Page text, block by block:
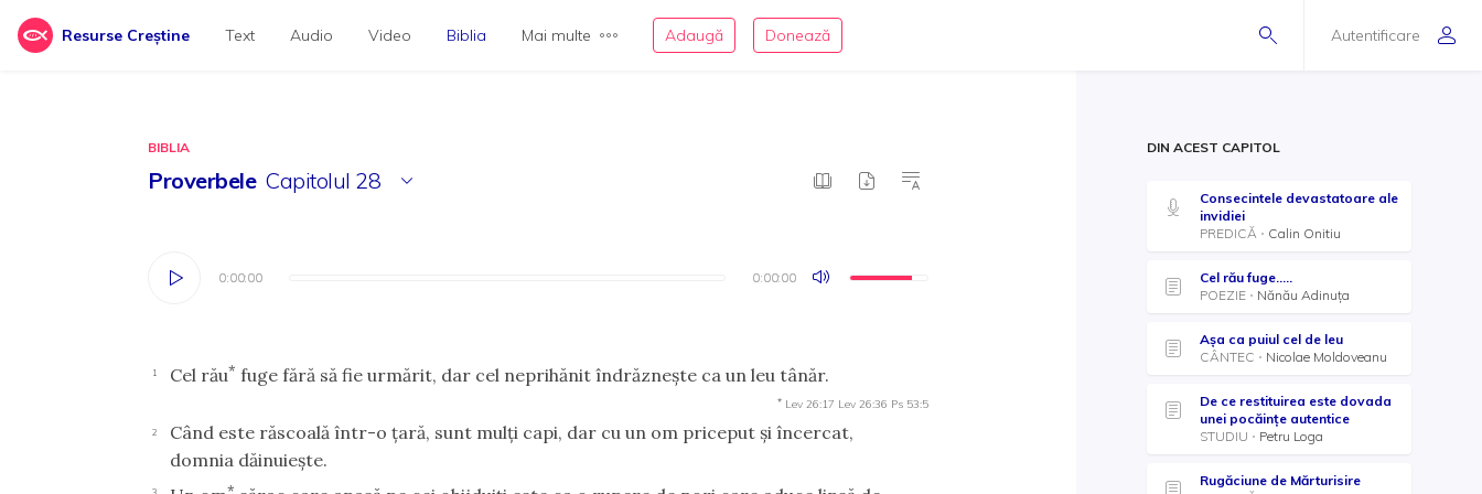
Resurse Creștine Autentificare
Text Audio Video Biblia Mai multe Adaugă Donează
BIBLIA
Proverbele Capitolul 28
0:00:00 0:00:00
0:00:00 0:00:00
1 Cel rău* fuge fără să fie urmărit, dar cel neprihănit îndrăzneşte ca un leu tânăr.
* Lev 26:17 Lev 26:36 Ps 53:5
2
Când este răscoală într-o ţară, sunt mulţi capi, dar cu un om priceput şi încercat,
domnia dăinuieşte.
*
DIN ACEST CAPITOL
Consecintele devastatoare ale
invidiei
PREDICĂ
Calin Onitiu
Cel rău fuge.....
POEZIE
Nănău Adinuţa
Așa ca puiul cel de leu
CÂNTEC
Nicolae Moldoveanu
De ce restituirea este dovada
unei pocăințe autentice
STUDIU
Petru Loga
Rugăciune de Mărturisire